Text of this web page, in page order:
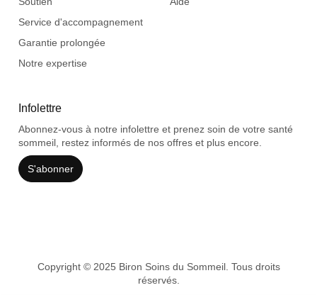
Service d'accompagnement
Garantie prolongée
Notre expertise
Infolettre
Abonnez-vous à notre infolettre et prenez soin de votre santé
sommeil, restez informés de nos offres et plus encore.
S'abonner
Copyright © 2025 Biron Soins du Sommeil. Tous droits
réservés.